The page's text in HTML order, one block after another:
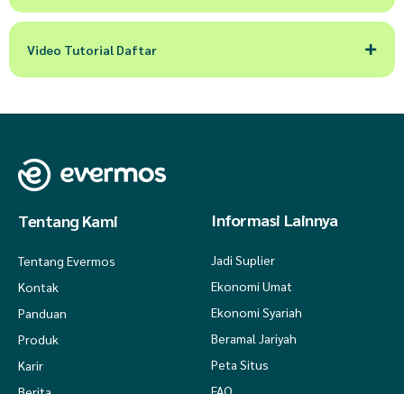
Video Tutorial Daftar
Tentang Kami
Tentang Evermos
Kontak
Panduan
Produk
Karir
Informasi Lainnya
Jadi Suplier
Ekonomi Umat
Ekonomi Syariah
Beramal Jariyah
Peta Situs
FAQ